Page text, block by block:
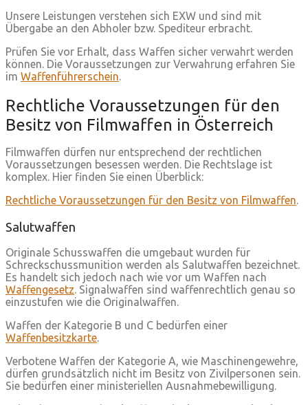
Unsere Leistungen verstehen sich EXW und sind mit
Übergabe an den Abholer bzw. Spediteur erbracht.
Prüfen Sie vor Erhalt, dass Waffen sicher verwahrt werden
können. Die Voraussetzungen zur Verwahrung erfahren Sie
im Waffenführerschein.
Rechtliche Voraussetzungen für den
Besitz von Filmwaffen in Österreich
Filmwaffen dürfen nur entsprechend der rechtlichen
Voraussetzungen besessen werden. Die Rechtslage ist
komplex. Hier finden Sie einen Überblick:
Rechtliche Voraussetzungen für den Besitz von Filmwaffen.
Salutwaffen
Originale Schusswaffen die umgebaut wurden für
Schreckschussmunition werden als Salutwaffen bezeichnet.
Es handelt sich jedoch nach wie vor um Waffen nach
Waffengesetz. Signalwaffen sind waffenrechtlich genau so
einzustufen wie die Originalwaffen.
Waffen der Kategorie B und C bedürfen einer
Waffenbesitzkarte.
Verbotene Waffen der Kategorie A, wie Maschinengewehre,
dürfen grundsätzlich nicht im Besitz von Zivilpersonen sein.
Sie bedürfen einer ministeriellen Ausnahmebewilligung.